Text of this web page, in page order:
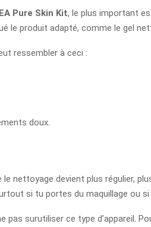
Pure Skin Kit, le plus important
le produit adapté, comme le gel
ressembler à ceci :
doux.
le nettoyage devient plus régulier,
si tu portes du maquillage ou
pas surutiliser ce type d’appareil.